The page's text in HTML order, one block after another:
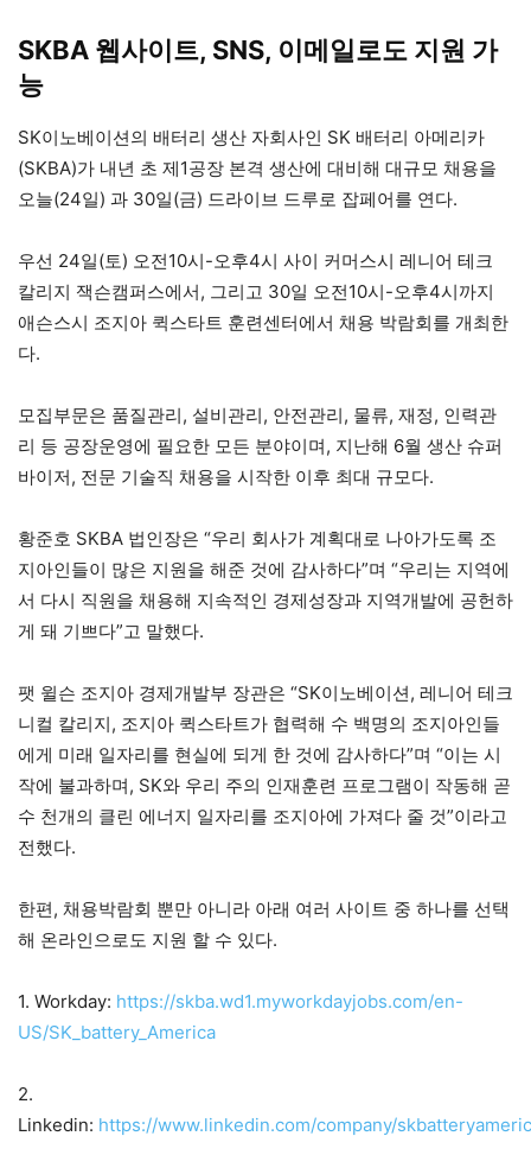
SKBA 웹사이트, SNS, 이메일로도 지원 가
능
SK이노베이션의 배터리 생산 자회사인 SK 배터리 아메리카
(SKBA)가 내년 초 제1공장 본격 생산에 대비해 대규모 채용을
오늘(24일) 과 30일(금) 드라이브 드루로 잡페어를 연다.
우선 24일(토) 오전10시-오후4시 사이 커머스시 레니어 테크
칼리지 잭슨캠퍼스에서, 그리고 30일 오전10시-오후4시까지
애슨스시 조지아 퀵스타트 훈련센터에서 채용 박람회를 개최한
다.
모집부문은 품질관리, 설비관리, 안전관리, 물류, 재정, 인력관
리 등 공장운영에 필요한 모든 분야이며, 지난해 6월 생산 슈퍼
바이저, 전문 기술직 채용을 시작한 이후 최대 규모다.
황준호 SKBA 법인장은 “우리 회사가 계획대로 나아가도록 조
지아인들이 많은 지원을 해준 것에 감사하다”며 “우리는 지역에
서 다시 직원을 채용해 지속적인 경제성장과 지역개발에 공헌하
게 돼 기쁘다”고 말했다.
팻 윌슨 조지아 경제개발부 장관은 “SK이노베이션, 레니어 테크
니컬 칼리지, 조지아 퀵스타트가 협력해 수 백명의 조지아인들
에게 미래 일자리를 현실에 되게 한 것에 감사하다”며 “이는 시
작에 불과하며, SK와 우리 주의 인재훈련 프로그램이 작동해 곧
수 천개의 클린 에너지 일자리를 조지아에 가져다 줄 것”이라고
전했다.
한편, 채용박람회 뿐만 아니라 아래 여러 사이트 중 하나를 선택
해 온라인으로도 지원 할 수 있다.
1. Workday: https://skba.wd1.myworkdayjobs.com/en-
US/SK_battery_America
2.
Linkedin: https://www.linkedin.com/company/